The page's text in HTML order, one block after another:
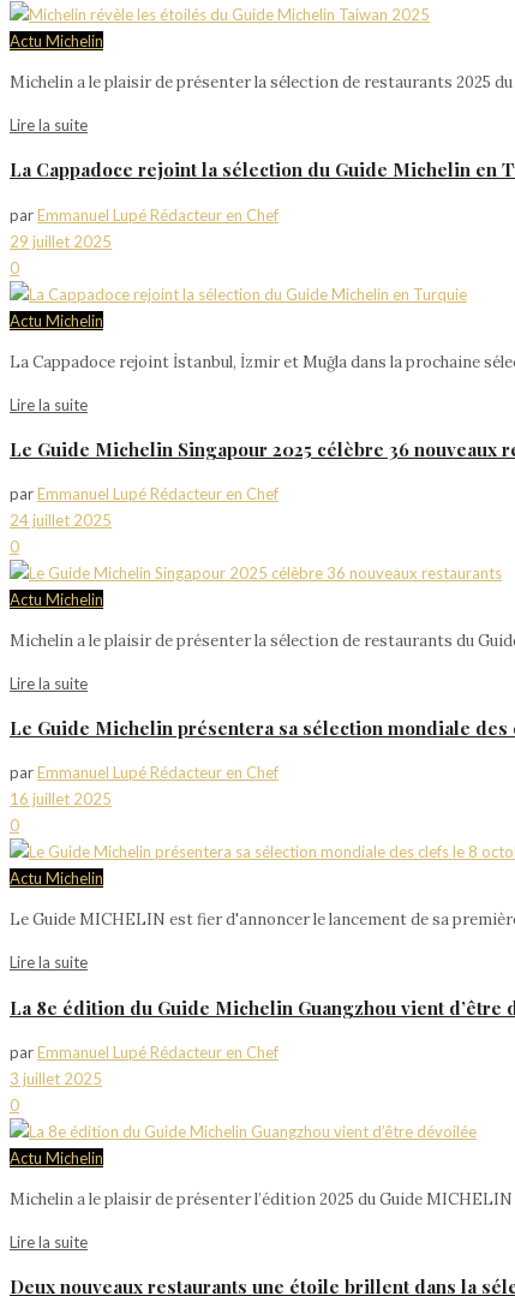
Actu Michelin
Michelin a le plaisir de présenter la sélection de restaurants 2025
Lire la suite
La Cappadoce rejoint la sélection du Guide Michelin en
parEmmanuel Lupé Rédacteur en Chef
29 juillet 2025
0
Actu Michelin
La Cappadoce rejoint İstanbul, İzmir et Muğla dans la prochaine
Lire la suite
Le Guide Michelin Singapour 2025 célèbre 36 nouveaux
parEmmanuel Lupé Rédacteur en Chef
24 juillet 2025
0
Actu Michelin
Michelin a le plaisir de présenter la sélection de restaurants du
Lire la suite
Le Guide Michelin présentera sa sélection mondiale des
parEmmanuel Lupé Rédacteur en Chef
16 juillet 2025
0
Actu Michelin
Le Guide MICHELIN est fier d'annoncer le lancement de sa
Lire la suite
La 8e édition du Guide Michelin Guangzhou vient d’être
parEmmanuel Lupé Rédacteur en Chef
3 juillet 2025
0
Actu Michelin
Michelin a le plaisir de présenter l’édition 2025 du Guide
Lire la suite
Deux nouveaux restaurants une étoile brillent dans la